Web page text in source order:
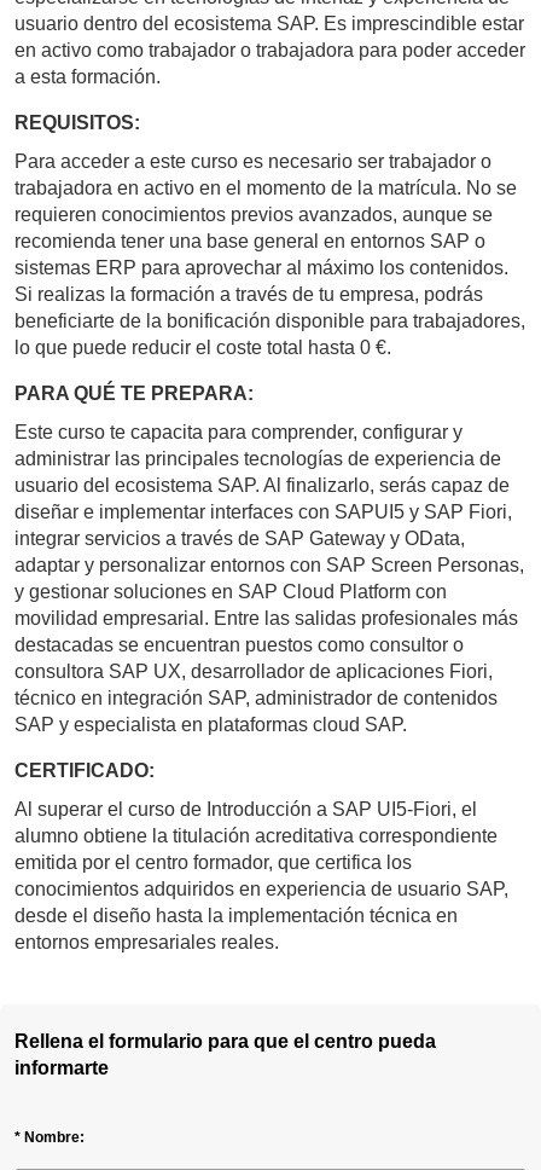
usuario dentro del ecosistema SAP. Es imprescindible estar
en activo como trabajador o trabajadora para poder acceder
a esta formación.
REQUISITOS:
Para acceder a este curso es necesario ser trabajador o
trabajadora en activo en el momento de la matrícula. No se
requieren conocimientos previos avanzados, aunque se
recomienda tener una base general en entornos SAP o
sistemas ERP para aprovechar al máximo los contenidos.
Si realizas la formación a través de tu empresa, podrás
beneficiarte de la bonificación disponible para trabajadores,
lo que puede reducir el coste total hasta 0 €.
PARA QUÉ TE PREPARA:
Este curso te capacita para comprender, configurar y
administrar las principales tecnologías de experiencia de
usuario del ecosistema SAP. Al finalizarlo, serás capaz de
diseñar e implementar interfaces con SAPUI5 y SAP Fiori,
integrar servicios a través de SAP Gateway y OData,
adaptar y personalizar entornos con SAP Screen Personas,
y gestionar soluciones en SAP Cloud Platform con
movilidad empresarial. Entre las salidas profesionales más
destacadas se encuentran puestos como consultor o
consultora SAP UX, desarrollador de aplicaciones Fiori,
técnico en integración SAP, administrador de contenidos
SAP y especialista en plataformas cloud SAP.
CERTIFICADO:
Al superar el curso de Introducción a SAP UI5-Fiori, el
alumno obtiene la titulación acreditativa correspondiente
emitida por el centro formador, que certifica los
conocimientos adquiridos en experiencia de usuario SAP,
desde el diseño hasta la implementación técnica en
entornos empresariales reales.
Rellena el formulario para que el centro pueda
informarte
* Nombre: